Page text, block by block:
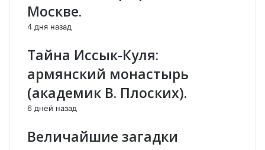
а
с
л
п
и
з
а
Москве.
4 дня назад
Тайна Иссык-Куля:
армянский монастырь
(академик В. Плоских).
6 дней назад
Величайшие загадки